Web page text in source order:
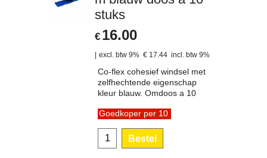
stuks
€ 16.00
excl. btw 9% € 17.44 incl. btw 9%
Co-flex cohesief windsel met
zelfhechtende eigenschap
kleur blauw. Omdoos a 10
Goedkoper per 10
Bestel